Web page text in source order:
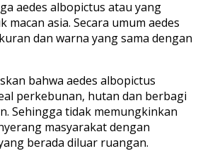
aedes albopictus atau yang
macan asia. Secara umum aedes
dan warna yang sama dengan
bahwa aedes albopictus
perkebunan, hutan dan berbagi
Sehingga tidak memungkinkan
masyarakat dengan
berada diluar ruangan.